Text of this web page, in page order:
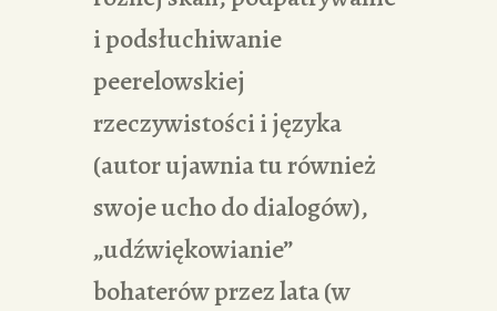
i podsłuchiwanie
peerelowskiej
rzeczywistości i języka
(autor ujawnia tu również
swoje ucho do dialogów),
„udźwiękowianie”
bohaterów przez lata (w